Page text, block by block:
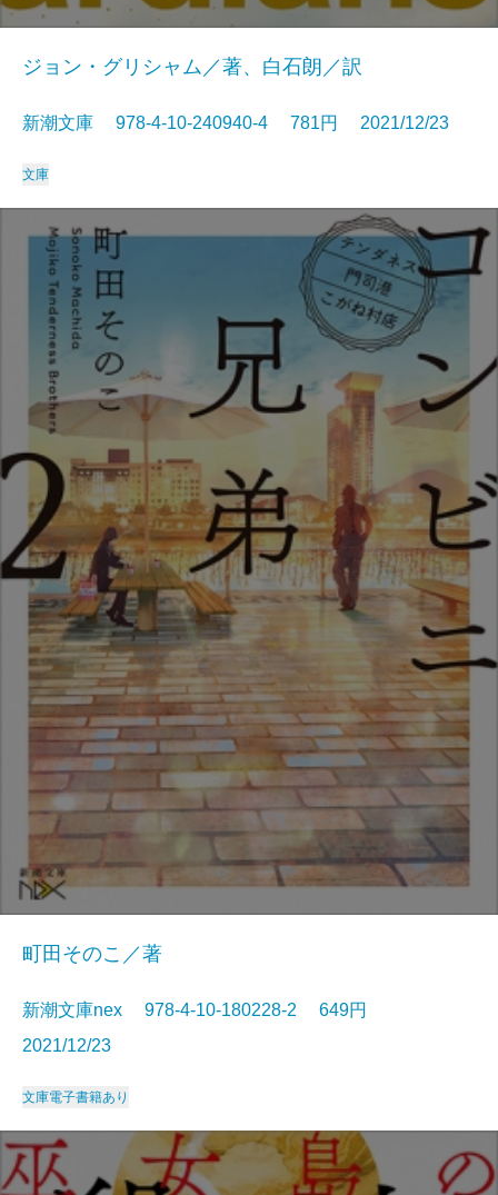
ジョン・グリシャム／著、白石朗／訳
新潮文庫 978-4-10-240940-4 781円 2021/12/23
文庫
町田そのこ／著
新潮文庫nex 978-4-10-180228-2 649円
2021/12/23
文庫電子書籍あり